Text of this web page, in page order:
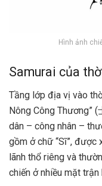
Hình ảnh
Samurai của
Tầng lớp địa vị vào
Nông Công Thương”
dân – công nhân –
gồm ở chữ “Sĩ”, được
lãnh thổ riêng và
chiến ở nhiều mặt trận